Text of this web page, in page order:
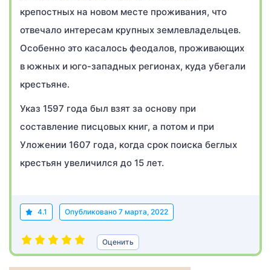
крепостных на новом месте проживания, что
отвечало интересам крупных землевладельцев.
Особенно это касалось феодалов, проживающих
в южных и юго-западных регионах, куда убегали
крестьяне.
Указ 1597 года был взят за основу при
составление писцовых книг, а потом и при
Уложении 1607 года, когда срок поиска беглых
крестьян увеличился до 15 лет.
4.1 Опубликовано 7 марта, 2022
Оценить